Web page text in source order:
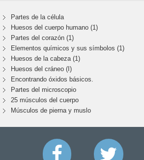
Partes de la célula
Huesos del cuerpo humano (1)
Partes del corazón (1)
Elementos químicos y sus símbolos (1)
Huesos de la cabeza (1)
Huesos del cráneo (I)
Encontrando óxidos básicos.
Partes del microscopio
25 músculos del cuerpo
Músculos de pierna y muslo